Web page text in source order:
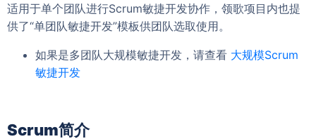
适用于单个团队进行Scrum敏捷开发协作，领歌项目内也提
供了“单团队敏捷开发”模板供团队选取使用。
如果是多团队大规模敏捷开发，请查看 大规模Scrum
敏捷开发
Scrum简介